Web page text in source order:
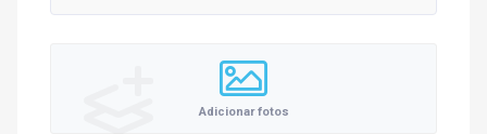
Adicionar fotos